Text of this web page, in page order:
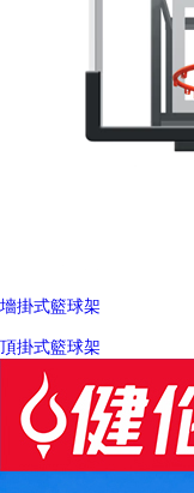
墻掛式籃球架
頂掛式籃球架